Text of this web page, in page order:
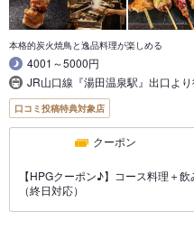
本格的炭火焼鳥と逸品料理が楽しめる
4001～5000円
JR山口線『湯田温泉駅』出口よ
口コミ投稿特典対象店
クーポン
【HPGクーポン♪】コース料理＋
（終日対応）